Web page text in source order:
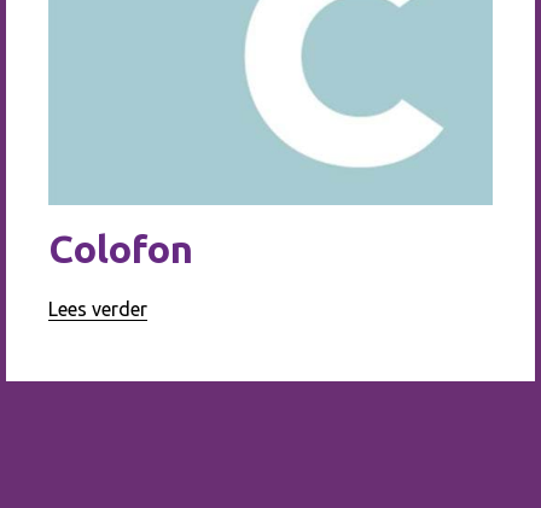
Colofon
Lees verder